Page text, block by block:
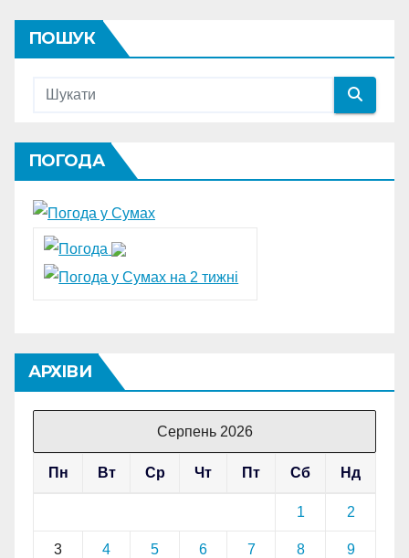
ПОШУК
ПОГОДА
АРХІВИ
Серпень 2026
Пн Вт Ср Чт Пт Сб Нд
1 2
3 4 5 6 7 8 9